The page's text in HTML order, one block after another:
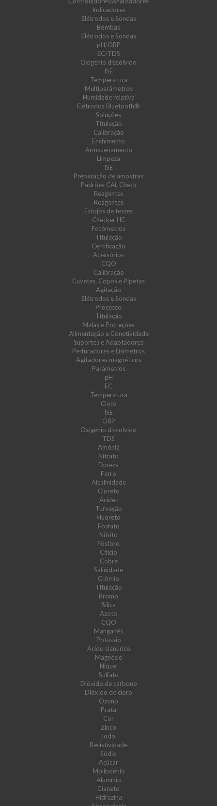
Indicadores
Elétrodos e Sondas
Bombas
Elétrodos e Sondas
pH/ORP
EC/TDS
Oxigénio dissolvido
ISE
Temperatura
Multiparâmetros
Humidade relativa
Elétrodos Bluetooth®
Soluções
Titulação
Calibração
Enchimento
Armazenamento
Limpeza
ISE
Preparação de amostras
Padrões CAL Check
Reagentes
Reagentes
Estojos de testes
Checker HC
Fotómetros
Titulação
Certificação
Acessórios
CQO
Calibração
Cuvetes, Copos e Pipetas
Agitação
Elétrodos e Sondas
Processo
Titulação
Malas e Proteções
Alimentação e Conetividade
Suportes e Adaptadores
Perfuradores e Lisímetros
Agitadores magnéticos
Parâmetros
pH
EC
Temperatura
Cloro
ISE
ORP
Oxigénio dissolvido
TDS
Amónia
Nitrato
Dureza
Ferro
Alcalinidade
Cloreto
Acidez
Turvação
Fluoreto
Fosfato
Nitrito
Fósforo
Cálcio
Cobre
Salinidade
Crómio
Titulação
Bromo
Sílica
Azoto
CQO
Manganês
Potássio
Ácido cianúrico
Magnésio
Níquel
Sulfato
Dióxido de carbono
Dióxido de cloro
Ozono
Prata
Cor
Zinco
Iodo
Resistividade
Sódio
Açúcar
Molibdénio
Alumínio
Cianeto
Hidrazina